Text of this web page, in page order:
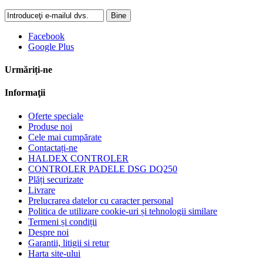
Bine
Facebook
Google Plus
Urmăriți-ne
Informaţii
Oferte speciale
Produse noi
Cele mai cumpărate
Contactați-ne
HALDEX CONTROLER
CONTROLER PADELE DSG DQ250
Plăți securizate
Livrare
Prelucrarea datelor cu caracter personal
Politica de utilizare cookie-uri și tehnologii similare
Termeni și condiții
Despre noi
Garantii, litigii si retur
Harta site-ului